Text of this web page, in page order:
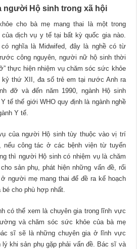
người Hộ sinh trong xã hội
cho bà mẹ mang thai là một trong
của dịch vụ y tế tại bất kỳ quốc gia nào.
nghĩa là Midwifed, đây là nghề có từ
công nguyên, người nữ hộ sinh thời
thực hiện nhiệm vụ chăm sóc sức khỏe
kỷ thứ XII, đa số trẻ em tại nước Anh ra
đỡ và đến năm 1990, ngành Hộ sinh
tế thế giới WHO quy định là ngành nghề
Y tế.
của người Hộ sinh tùy thuộc vào vị trí
nếu công tác ở các bệnh viện từ tuyến
thì người Hộ sinh có nhiệm vụ là chăm
sản phụ, phát hiện những vấn đề, rối
người mẹ mang thai để đề ra kế hoạch
cho phù hợp nhất.
có thể xem là chuyên gia trong lĩnh vực
và chăm sóc sức khỏe của bà mẹ
sĩ sẽ là những chuyên gia ở lĩnh vực
lý khi sản phụ gặp phải vấn đề. Bác sĩ và